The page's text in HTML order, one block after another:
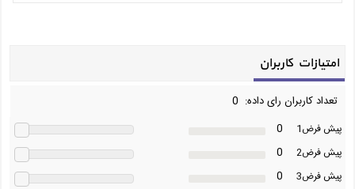
امتیازات کاربران
تعداد کاربران رای داده: 0
پیش فرض1
پیش فرض2
پیش فرض3